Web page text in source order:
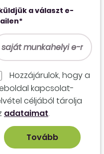
a választ e-
Hozzájárulok, hogy a
kapcso­lat­
céljából tárolja
adataimat.